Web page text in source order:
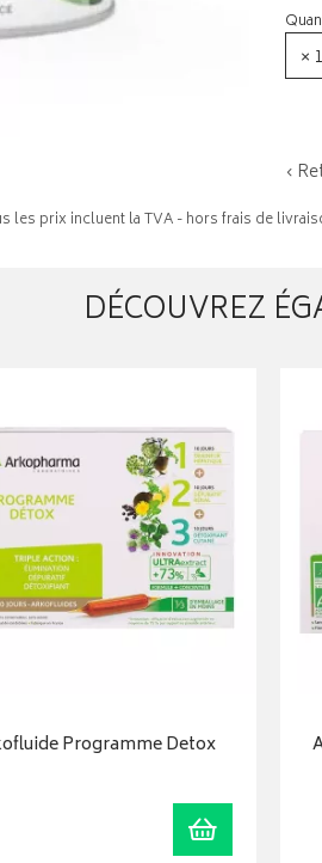
× 1
‹
les prix incluent la TVA - hors frais de
DÉCOUVREZ
Programme Detox
Ajouter au